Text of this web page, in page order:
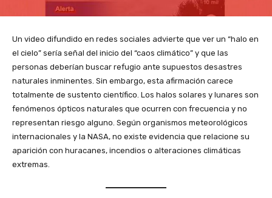
Un video difundido en redes sociales advierte que ver un “halo en
el cielo” sería señal del inicio del “caos climático” y que las
personas deberían buscar refugio ante supuestos desastres
naturales inminentes. Sin embargo, esta afirmación carece
totalmente de sustento científico. Los halos solares y lunares son
fenómenos ópticos naturales que ocurren con frecuencia y no
representan riesgo alguno. Según organismos meteorológicos
internacionales y la NASA, no existe evidencia que relacione su
aparición con huracanes, incendios o alteraciones climáticas
extremas.